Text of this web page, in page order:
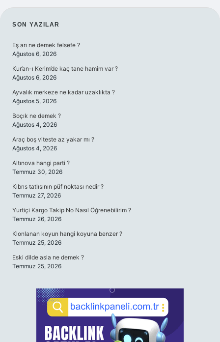
SIDEBAR
SON YAZILAR
Eş arı ne demek felsefe ?
Ağustos 6, 2026
Kur’an-ı Kerim’de kaç tane hamim var ?
Ağustos 6, 2026
Ayvalık merkeze ne kadar uzaklıkta ?
Ağustos 5, 2026
Boçık ne demek ?
Ağustos 4, 2026
Araç boş viteste az yakar mı ?
Ağustos 4, 2026
Altınova hangi parti ?
Temmuz 30, 2026
Kıbrıs tatlısının püf noktası nedir ?
Temmuz 27, 2026
Yurtiçi Kargo Takip No Nasıl Öğrenebilirim ?
Temmuz 26, 2026
Klonlanan koyun hangi koyuna benzer ?
Temmuz 25, 2026
Eski dilde asla ne demek ?
Temmuz 25, 2026